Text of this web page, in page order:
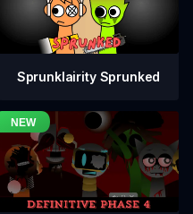
Sprunklairity Sprunked